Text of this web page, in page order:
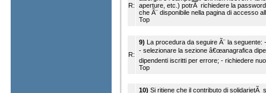
R:
aperture, etc.) potrÃ richiedere la
che Ã¨ disponibile nella pagina di accesso
Top
R:
9) La procedura da seguire Ã¨ la
- selezionare la sezione â€œanagrafica
dipendenti iscritti per errore; - richiedere
Top
10) Si ritiene che il contributo di solidarietÃ